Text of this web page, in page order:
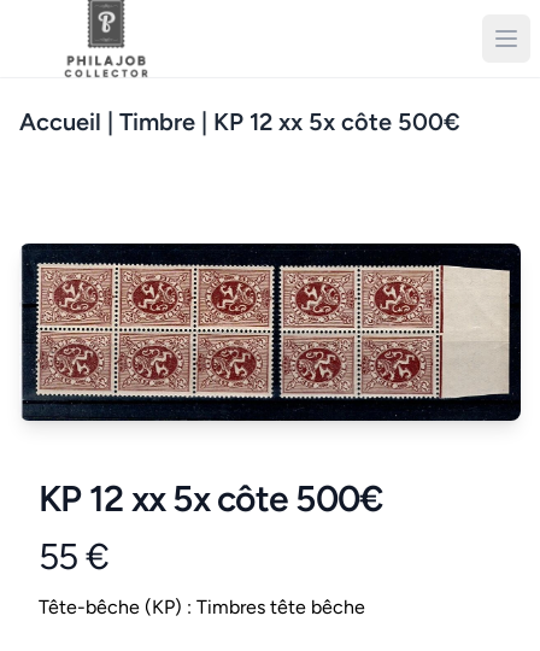
Accueil | Timbre | KP 12 xx 5x côte 500€
KP 12 xx 5x côte 500€
Product information
55 €
Conditions
Tête-bêche (KP) : Timbres tête bêche